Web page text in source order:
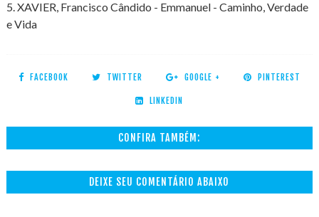
5. XAVIER, Francisco Cândido - Emmanuel - Caminho, Verdade
e Vida
FACEBOOK TWITTER GOOGLE + PINTEREST
LINKEDIN
CONFIRA TAMBÉM:
DEIXE SEU COMENTÁRIO ABAIXO